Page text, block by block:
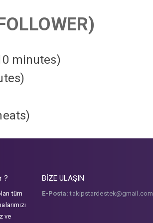
minutes)
)
?
tüm
ve
BİZE ULAŞIN
E-Posta: takipstardestek@gmail.com